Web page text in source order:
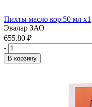
Пихты масло кор 50 мл x1
Эвалар ЗАО
655.80 ₽
-
В корзину